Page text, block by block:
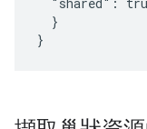
  }
}